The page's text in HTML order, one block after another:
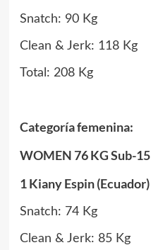
Snatch: 90 Kg
Clean & Jerk: 118 Kg
Total: 208 Kg
Categoría femenina:
WOMEN 76 KG Sub-15
1Kiany Espin (Ecuador)
Snatch: 74 Kg
Clean & Jerk: 85 Kg